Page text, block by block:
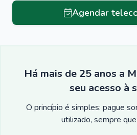
Agendar
Há mais de 25 anos a
seu acesso à
O princípio é simples: pague
utilizado, sempre